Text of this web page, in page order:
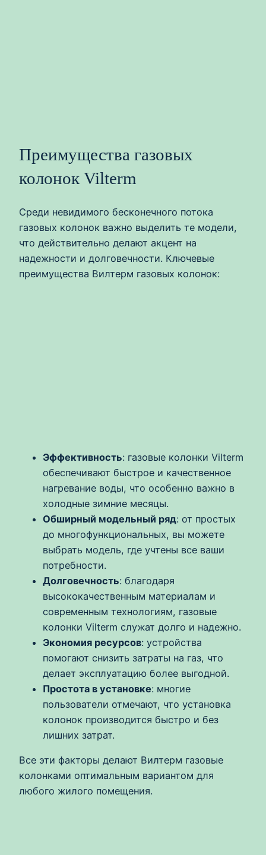
Преимущества газовых
колонок Vilterm
Среди невидимого бесконечного потока
газовых колонок важно выделить те модели,
что действительно делают акцент на
надежности и долговечности. Ключевые
преимущества Вилтерм газовых колонок:
Эффективность: газовые колонки Vilterm
обеспечивают быстрое и качественное
нагревание воды, что особенно важно в
холодные зимние месяцы.
Обширный модельный ряд: от простых
до многофункциональных, вы можете
выбрать модель, где учтены все ваши
потребности.
Долговечность: благодаря
высококачественным материалам и
современным технологиям, газовые
колонки Vilterm служат долго и надежно.
Экономия ресурсов: устройства
помогают снизить затраты на газ, что
делает эксплуатацию более выгодной.
Простота в установке: многие
пользователи отмечают, что установка
колонок производится быстро и без
лишних затрат.
Все эти факторы делают Вилтерм газовые
колонками оптимальным вариантом для
любого жилого помещения.